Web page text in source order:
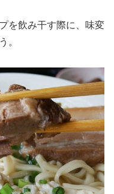
を飲み干す際に、味変
。